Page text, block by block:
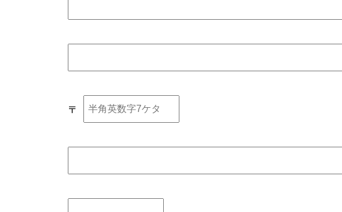
〒